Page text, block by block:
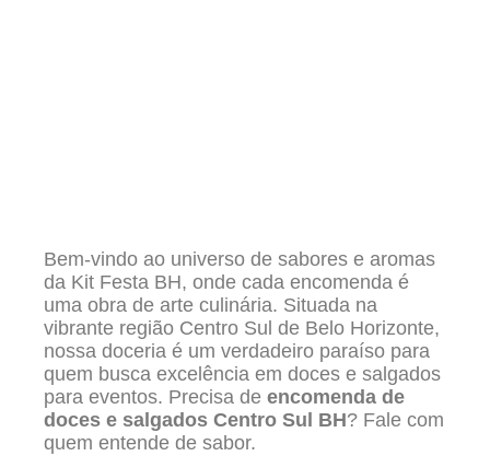
Bem-vindo ao universo de sabores e aromas
da Kit Festa BH, onde cada encomenda é
uma obra de arte culinária. Situada na
vibrante região Centro Sul de Belo Horizonte,
nossa doceria é um verdadeiro paraíso para
quem busca excelência em doces e salgados
para eventos. Precisa de encomenda de
doces e salgados Centro Sul BH? Fale com
quem entende de sabor.